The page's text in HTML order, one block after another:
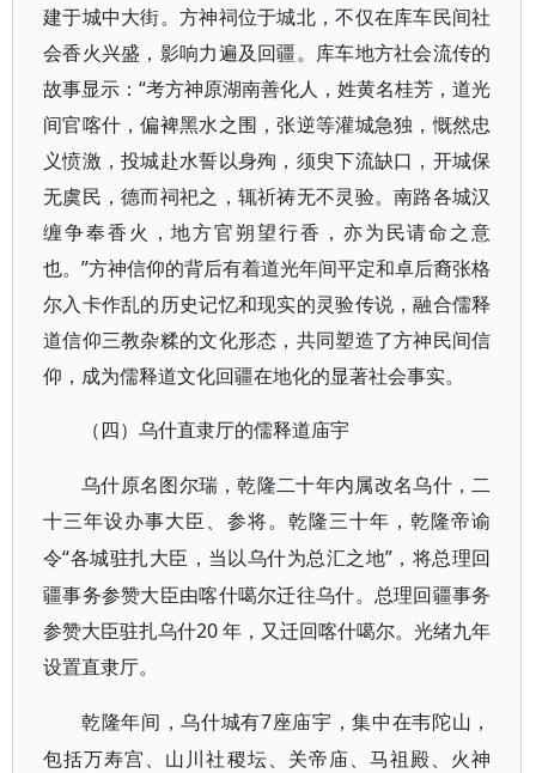
建于城中大街。方神祠位于城北，不仅在库车民间社
会香火兴盛，影响力遍及回疆。库车地方社会流传的
故事显示：“考方神原湖南善化人，姓黄名桂芳，道光
间官喀什，偏裨黑水之围，张逆等灌城急独，慨然忠
义愤激，投城赴水誓以身殉，须臾下流缺口，开城保
无虞民，德而祠祀之，辄祈祷无不灵验。南路各城汉
缠争奉香火，地方官朔望行香，亦为民请命之意
也。”方神信仰的背后有着道光年间平定和卓后裔张格
尔入卡作乱的历史记忆和现实的灵验传说，融合儒释
道信仰三教杂糅的文化形态，共同塑造了方神民间信
仰，成为儒释道文化回疆在地化的显著社会事实。
（四）乌什直隶厅的儒释道庙宇
乌什原名图尔瑞，乾隆二十年内属改名乌什，二
十三年设办事大臣、参将。乾隆三十年，乾隆帝谕
令“各城驻扎大臣，当以乌什为总汇之地”，将总理回
疆事务参赞大臣由喀什噶尔迁往乌什。总理回疆事务
参赞大臣驻扎乌什20 年，又迁回喀什噶尔。光绪九年
设置直隶厅。
乾隆年间，乌什城有7座庙宇，集中在韦陀山，
包括万寿宫、山川社稷坛、关帝庙、马祖殿、火神